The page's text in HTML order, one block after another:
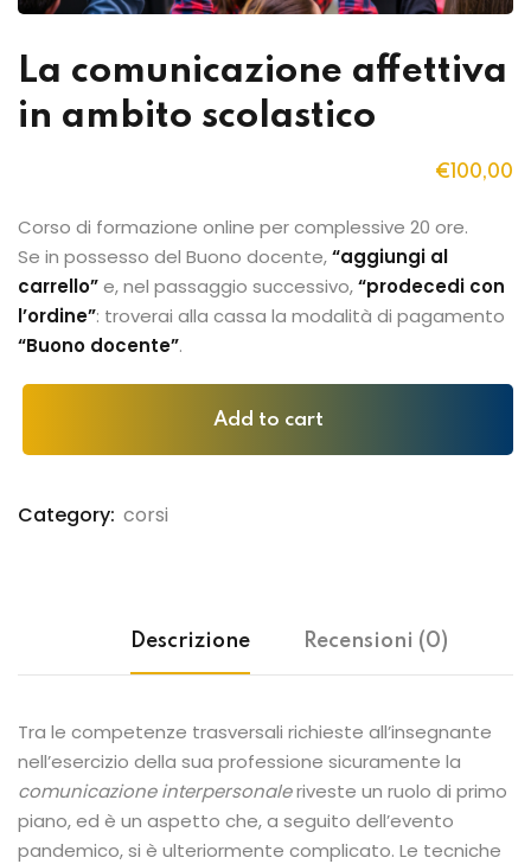
La comunicazione affettiva
in ambito scolastico
€ 100,00
Corso di formazione online per complessive 20 ore.
Se in possesso del Buono docente,“aggiungi al
carrello”e, nel passaggio successivo,“prodecedi con
l’ordine”: troverai alla cassa la modalità di pagamento
“Buono docente”.
Add to cart
Category: corsi
Descrizione Recensioni (0)
Tra le competenze trasversali richieste all’insegnante
nell’esercizio della sua professione sicuramente la
comunicazione interpersonaleriveste un ruolo di primo
piano, ed è un aspetto che, a seguito dell’evento
pandemico, si è ulteriormente complicato. Le tecniche